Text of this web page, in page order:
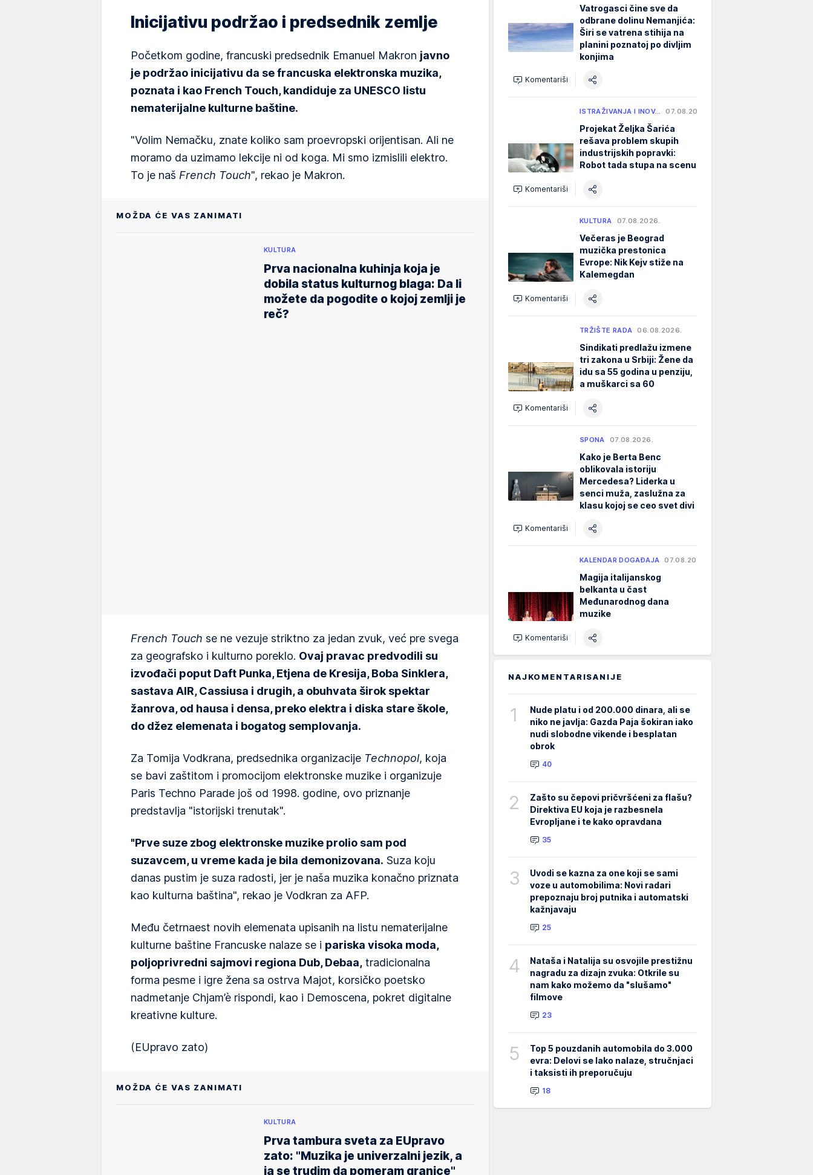
Inicijativu podržao i predsednik zemlje
Početkom godine, francuski predsednik Emanuel Makron javno
je podržao inicijativu da se francuska elektronska muzika,
poznata i kao French Touch, kandiduje za UNESCO listu
nematerijalne kulturne baštine.
"Volim Nemačku, znate koliko sam proevropski orijentisan. Ali ne
moramo da uzimamo lekcije ni od koga. Mi smo izmislili elektro.
To je naš French Touch", rekao je Makron.
MOŽDA ĆE VAS ZANIMATI
KULTURA
Prva nacionalna kuhinja koja je
dobila status kulturnog blaga: Da li
možete da pogodite o kojoj zemlji je
reč?
French Touch se ne vezuje striktno za jedan zvuk, već pre svega
za geografsko i kulturno poreklo. Ovaj pravac predvodili su
izvođači poput Daft Punka, Etjena de Kresija, Boba Sinklera,
sastava AIR, Cassiusa i drugih, a obuhvata širok spektar
žanrova, od hausa i densа, preko elektra i diska stare škole,
do džez elemenata i bogatog semplovanja.
Za Tomija Vodkrana, predsednika organizacije Technopol, koja
se bavi zaštitom i promocijom elektronske muzike i organizuje
Paris Techno Parade još od 1998. godine, ovo priznanje
predstavlja "istorijski trenutak".
"Prve suze zbog elektronske muzike prolio sam pod
suzavcem, u vreme kada je bila demonizovana. Suza koju
danas pustim je suza radosti, jer je naša muzika konačno priznata
kao kulturna baština", rekao je Vodkran za AFP.
Među četrnaest novih elemenata upisanih na listu nematerijalne
kulturne baštine Francuske nalaze se i pariska visoka moda,
poljoprivredni sajmovi regiona Dub, Debaa, tradicionalna
forma pesme i igre žena sa ostrva Majot, korsičko poetsko
nadmetanje Chjam’è rispondi, kao i Demoscena, pokret digitalne
kreativne kulture.
(EUpravo zato)
MOŽDA ĆE VAS ZANIMATI
KULTURA
Prva tambura sveta za EUpravo
zato: "Muzika je univerzalni jezik, a
ja se trudim da pomeram granice"
Vatrogasci čine sve da
odbrane dolinu Nemanjića:
Širi se vatrena stihija na
planini poznatoj po divljim
konjima
Komentariši
ISTRAŽIVANJA I INOV… 07.08.2026.
Projekat Željka Šarića
rešava problem skupih
industrijskih popravki:
Robot tada stupa na scenu
Komentariši
KULTURA 07.08.2026.
Večeras je Beograd
muzička prestonica
Evrope: Nik Kejv stiže na
Kalemegdan
Komentariši
TRŽIŠTE RADA 06.08.2026.
Sindikati predlažu izmene
tri zakona u Srbiji: Žene da
idu sa 55 godina u penziju,
a muškarci sa 60
Komentariši
SPONA 07.08.2026.
Kako je Berta Benc
oblikovala istoriju
Mercedesa? Liderka u
senci muža, zaslužna za
klasu kojoj se ceo svet divi
Komentariši
KALENDAR DOGAĐAJA 07.08.2026.
Magija italijanskog
belkanta u čast
Međunarodnog dana
muzike
Komentariši
NAJKOMENTARISANIJE
1
Nude platu i od 200.000 dinara, ali se
niko ne javlja: Gazda Paja šokiran iako
nudi slobodne vikende i besplatan
obrok
40
2
Zašto su čepovi pričvršćeni za flašu?
Direktiva EU koja je razbesnela
Evropljane i te kako opravdana
35
3
Uvodi se kazna za one koji se sami
voze u automobilima: Novi radari
prepoznaju broj putnika i automatski
kažnjavaju
25
4
Nataša i Natalija su osvojile prestižnu
nagradu za dizajn zvuka: Otkrile su
nam kako možemo da "slušamo"
filmove
23
5
Top 5 pouzdanih automobila do 3.000
evra: Delovi se lako nalaze, stručnjaci
i taksisti ih preporučuju
18